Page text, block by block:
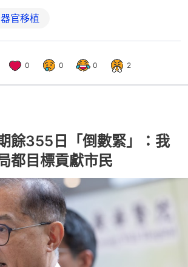
器官移植
0 0 0 2
餘355日「倒數緊」：我
都目標貢獻市民